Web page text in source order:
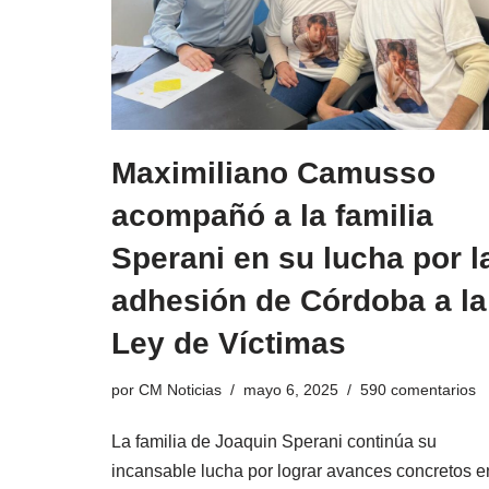
Maximiliano Camusso
acompañó a la familia
Sperani en su lucha por
adhesión de Córdoba a la
Ley de Víctimas
por CM Noticias mayo 6, 2025 590 comentarios
La familia de Joaquin Sperani continúa su
incansable lucha por lograr avances concretos